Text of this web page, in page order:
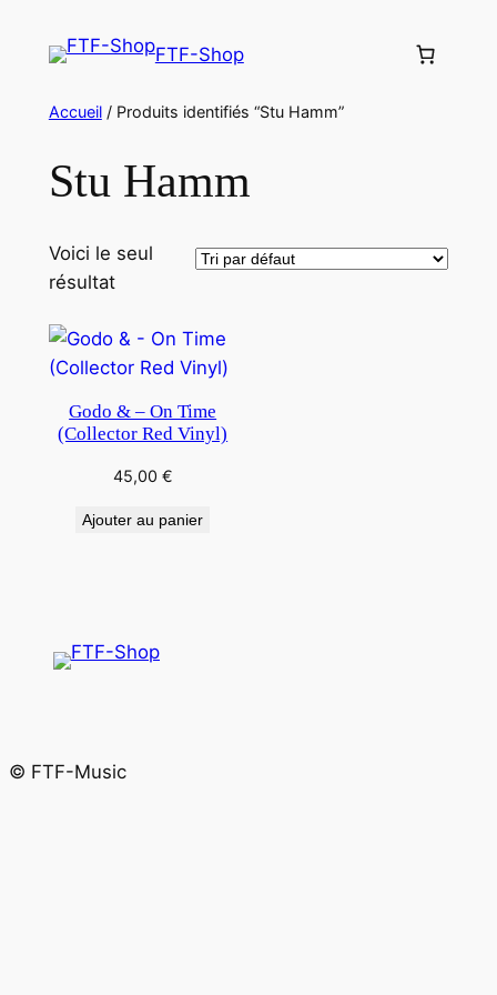
FTF-Shop
Accueil/ Produits identifiés “Stu Hamm”
Stu Hamm
Voici le seul
résultat
Godo & – On Time
(Collector Red Vinyl)
45,00 €
Ajouter au panier
© FTF-Music